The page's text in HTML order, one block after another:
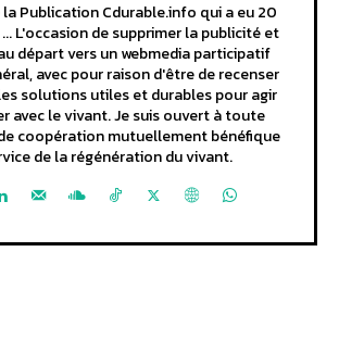
Publication Cdurable.info qui a eu 20
L'occasion de supprimer la publicité et
départ vers un webmedia participatif
avec pour raison d'être de recenser
solutions utiles et durables pour agir
avec le vivant. Je suis ouvert à toute
coopération mutuellement bénéfique
de la régénération du vivant.